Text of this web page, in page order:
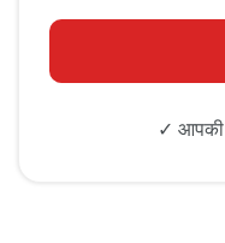
✓ आपकी